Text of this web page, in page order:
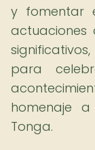
y fomentar
actuaciones
para
homenaje
Tonga.